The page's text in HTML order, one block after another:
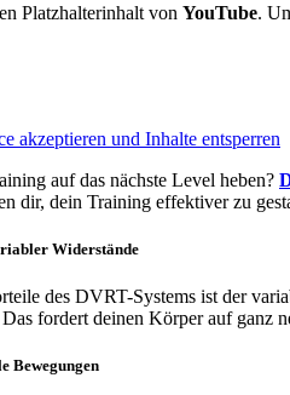
Platzhalterinhalt von YouTube.
akzeptieren und Inhalte entsperren
auf das nächste Level heben?
dir, dein Training effektiver zu
Widerstände
des DVRT-Systems ist der
fordert deinen Körper auf ganz
Bewegungen